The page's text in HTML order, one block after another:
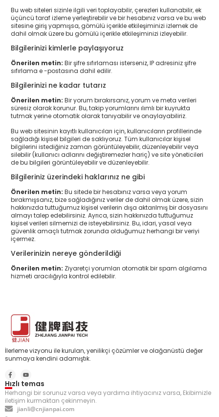
Bu web siteleri sizinle ilgili veri toplayabilir, çerezleri kullanabilir, ek
üçüncü taraf izleme yerleştirebilir ve bir hesabınız varsa ve bu web
sitesine giriş yapmışsa, gömülü içerikle etkileşiminizi izlemek de
dahil olmak üzere bu gömülü içerikle etkileşiminizi izleyebilir.
Bilgilerinizi kimlerle paylaşıyoruz
Önerilen metin: Bir şifre sıfırlaması isterseniz, IP adresiniz şifre
sıfırlama e -postasına dahil edilir.
Bilgilerinizi ne kadar tutarız
Önerilen metin: Bir yorum bırakırsanız, yorum ve meta verileri
süresiz olarak korunur. Bu, takip yorumlarını ılımlı bir kuyrukta
tutmak yerine otomatik olarak tanıyabilir ve onaylayabiliriz.
Bu web sitesinin kayıtlı kullanıcıları için, kullanıcıların profillerinde
sağladığı kişisel bilgileri de saklıyoruz. Tüm kullanıcılar kişisel
bilgilerini istediğiniz zaman görüntüleyebilir, düzenleyebilir veya
silebilir (kullanıcı adlarını değiştiremezler hariç) ve site yöneticileri
de bu bilgileri görüntüleyebilir ve düzenleyebilir.
Bilgileriniz üzerindeki haklarınız ne gibi
Önerilen metin: Bu sitede bir hesabınız varsa veya yorum
bırakmışsanız, bize sağladığınız veriler de dahil olmak üzere, sizin
hakkınızda tuttuğumuz kişisel verilerin dışa aktarılmış bir dosyasını
almayı talep edebilirsiniz. Ayrıca, sizin hakkınızda tuttuğumuz
kişisel verileri silmemizi de isteyebilirsiniz. Bu, idari, yasal veya
güvenlik amaçlı tutmak zorunda olduğumuz herhangi bir veriyi
içermez.
Verilerinizin nereye gönderildiği
Önerilen metin: Ziyaretçi yorumları otomatik bir spam algılama
hizmeti aracılığıyla kontrol edilebilir.
İlerleme vizyonu ile kurulan, yenilikçi çözümler ve olağanüstü değer
sunmaya kendini adamıştık.
Hızlı temas
Herhangi bir sorunuz varsa veya yardıma ihtiyacınız varsa, Ekibimizle
iletişim kurmaktan çekinmeyin.
jianli@cnjianpai.com